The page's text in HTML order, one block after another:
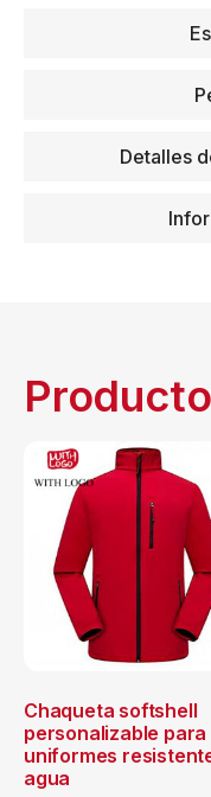
Detalles
Chaqueta softshell
personalizable para
uniformes
agua